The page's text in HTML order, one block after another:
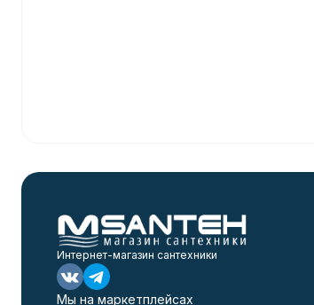
Интернет-магазин сантехники
Мы на маркетплейсах